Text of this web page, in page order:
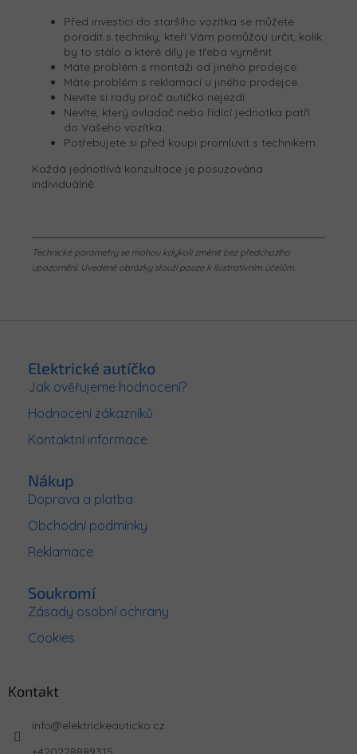
Před investicí do staršího vozítka se můžete
poradit s techniky, kteří Vám pomůžou určit, kolik
by to stálo a které díly je třeba vyměnit.
Máte problém s montáži od jiného prodejce.
Máte problém s reklamací u jiného prodejce.
Nevíte si rady proč autíčko nejezdí.
Nevíte, který ovladač nebo řídící jednotka patří
do Vašeho vozítka.
Potřebujete si před koupi promluvit s technikem.
Každá jednotlivá konzultace je posuzována
individuálně.
Technické parametry se mohou kdykoli změnit bez předchozího
upozornění. Uvedené obrázky slouží pouze k ilustrativním účelům.
Elektrické autíčko
Jak ověřujeme hodnocení?
Hodnocení zákazníků
Kontaktní informace
Nákup
Doprava a platba
Obchodní podmínky
Reklamace
Soukromí
Zásady osobní ochrany
Cookies
Kontakt
info@elektrickeauticko.cz